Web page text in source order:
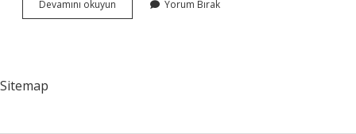
Devamını okuyun
Konseri
Yorum Bırak
Sitemap